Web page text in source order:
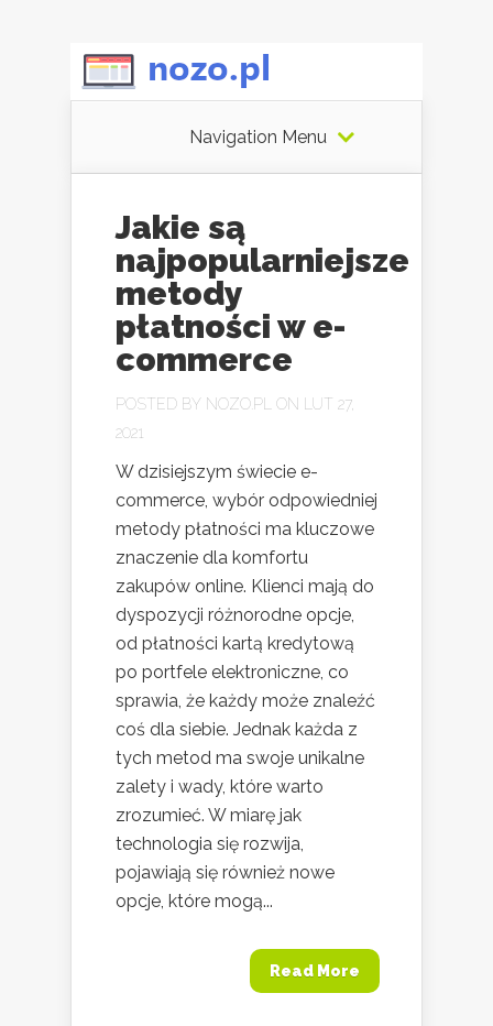
Navigation Menu
Jakie są
najpopularniejsze
metody
płatności w e-
commerce
POSTED BY NOZO.PL
ON LUT 27,
2021
W dzisiejszym świecie e-
commerce, wybór odpowiedniej
metody płatności ma kluczowe
znaczenie dla komfortu
zakupów online. Klienci mają do
dyspozycji różnorodne opcje,
od płatności kartą kredytową
po portfele elektroniczne, co
sprawia, że każdy może znaleźć
coś dla siebie. Jednak każda z
tych metod ma swoje unikalne
zalety i wady, które warto
zrozumieć. W miarę jak
technologia się rozwija,
pojawiają się również nowe
opcje, które mogą...
Read More